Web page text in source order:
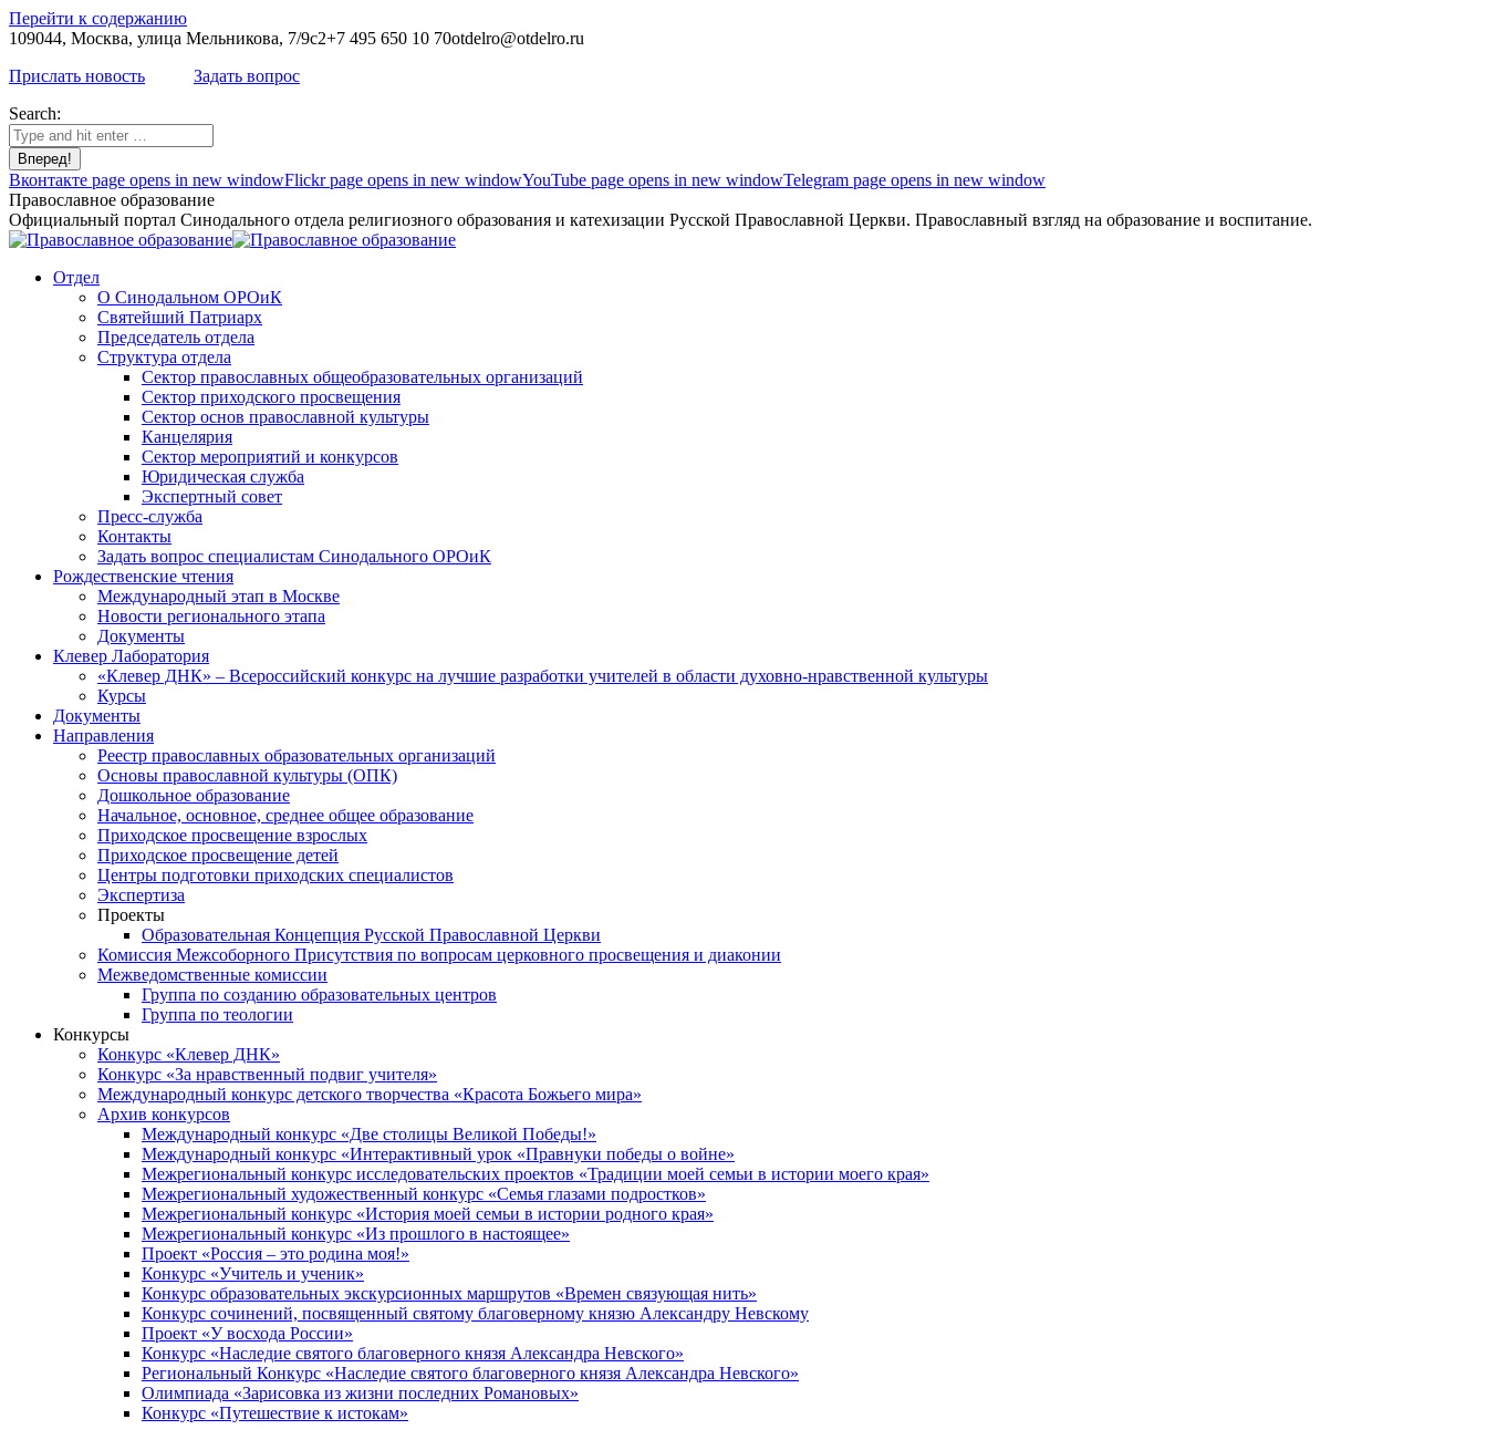
Перейти к содержанию
109044, Москва, улица Мельникова, 7/9с2+7 495 650 10 70otdelro@otdelro.ru
Прислать новость
Задать вопрос
Search:
Вконтакте page opens in new windowFlickr page opens in new windowYouTube page opens in new windowTelegram page opens in new window
Православное образование
Официальный портал Синодального отдела религиозного образования и катехизации Русской Православной Церкви. Православный взгляд на образование и воспитание.
Отдел
О Синодальном ОРОиК
Святейший Патриарх
Председатель отдела
Структура отдела
Сектор православных общеобразовательных организаций
Сектор приходского просвещения
Сектор основ православной культуры
Канцелярия
Сектор мероприятий и конкурсов
Юридическая служба
Экспертный совет
Пресс-служба
Контакты
Задать вопрос специалистам Синодального ОРОиК
Рождественские чтения
Международный этап в Москве
Новости регионального этапа
Документы
Клевер Лаборатория
«Клевер ДНК» – Всероссийский конкурс на лучшие разработки учителей в области духовно-нравственной культуры
Курсы
Документы
Направления
Реестр православных образовательных организаций
Основы православной культуры (ОПК)
Дошкольное образование
Начальное, основное, среднее общее образование
Приходское просвещение взрослых
Приходское просвещение детей
Центры подготовки приходских специалистов
Экспертиза
Проекты
Образовательная Концепция Русской Православной Церкви
Комиссия Межсоборного Присутствия по вопросам церковного просвещения и диаконии
Межведомственные комиссии
Группа по созданию образовательных центров
Группа по теологии
Конкурсы
Конкурс «Клевер ДНК»
Конкурс «За нравственный подвиг учителя»
Международный конкурс детского творчества «Красота Божьего мира»
Архив конкурсов
Международный конкурс «Две столицы Великой Победы!»
Международный конкурс «Интерактивный урок «Правнуки победы о войне»
Межрегиональный конкурс исследовательских проектов «Традиции моей семьи в истории моего края»
Межрегиональный художественный конкурс «Семья глазами подростков»
Межрегиональный конкурс «История моей семьи в истории родного края»
Межрегиональный конкурс «Из прошлого в настоящее»
Проект «Россия – это родина моя!»
Конкурс «Учитель и ученик»
Конкурс образовательных экскурсионных маршрутов «Времен связующая нить»
Конкурс сочинений, посвященный святому благоверному князю Александру Невскому
Проект «У восхода России»
Конкурс «Наследие святого благоверного князя Александра Невского»
Региональный Конкурс «Наследие святого благоверного князя Александра Невского»
Олимпиада «Зарисовка из жизни последних Романовых»
Конкурс «Путешествие к истокам»